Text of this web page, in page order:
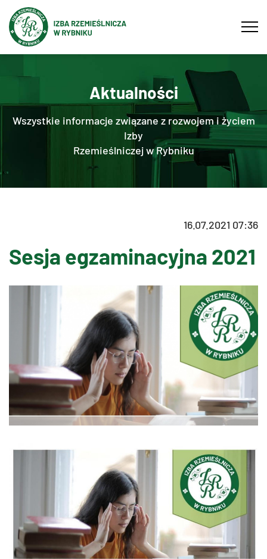
Aktualności
Wszystkie informacje związane z rozwojem i życiem
Izby
Rzemieślniczej w Rybniku
16.07.2021 07:36
Sesja egzaminacyjna 2021